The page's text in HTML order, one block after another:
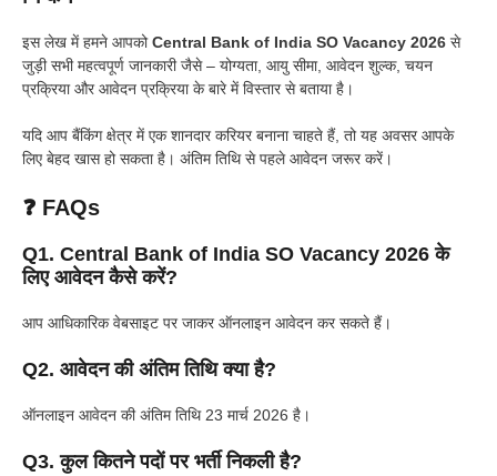
इस लेख में हमने आपकोCentral Bank of India SO Vacancy 2026 से
जुड़ी सभी महत्वपूर्ण जानकारी जैसे – योग्यता, आयु सीमा, आवेदन शुल्क, चयन
प्रक्रिया और आवेदन प्रक्रिया के बारे में विस्तार से बताया है।
यदि आप बैंकिंग क्षेत्र में एक शानदार करियर बनाना चाहते हैं, तो यह अवसर आपके
लिए बेहद खास हो सकता है। अंतिम तिथि से पहले आवेदन जरूर करें।
❓ FAQs
Q1. Central Bank of India SO Vacancy 2026 के
लिए आवेदन कैसे करें?
आप आधिकारिक वेबसाइट पर जाकर ऑनलाइन आवेदन कर सकते हैं।
Q2. आवेदन की अंतिम तिथि क्या है?
ऑनलाइन आवेदन की अंतिम तिथि 23 मार्च 2026 है।
Q3. कुल कितने पदों पर भर्ती निकली है?